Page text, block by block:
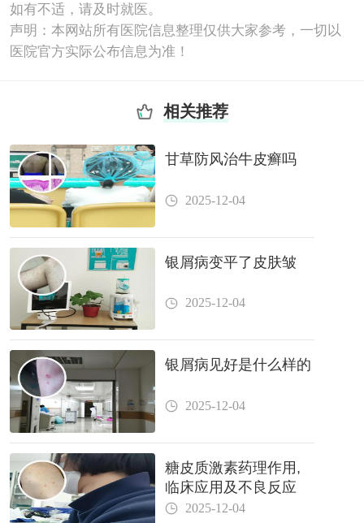
如有不适，请及时就医。
声明：本网站所有医院信息整理仅供大家参考，一切以
医院官方实际公布信息为准！
相关推荐
甘草防风治牛皮癣吗
2025-12-04
银屑病变平了皮肤皱
2025-12-04
银屑病见好是什么样的
2025-12-04
糖皮质激素药理作用,
临床应用及不良反应
2025-12-04